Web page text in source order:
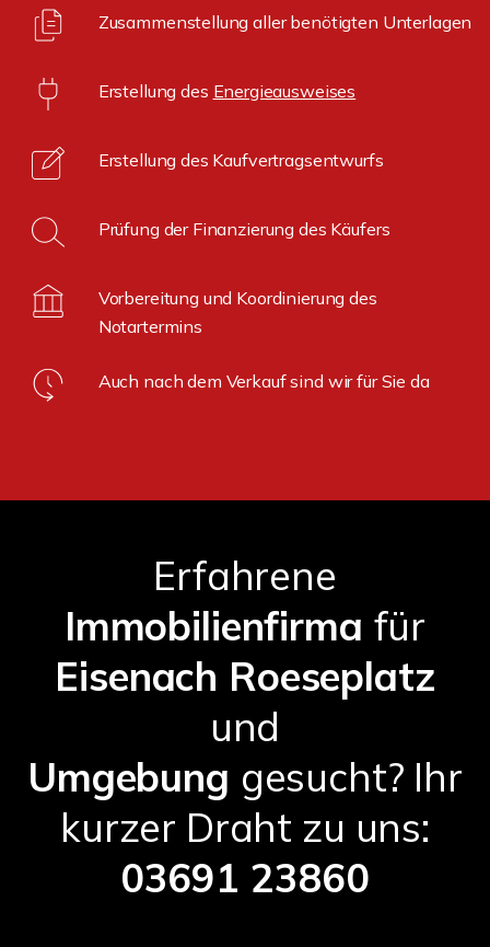
Zusammenstellung aller benötigten Unterlagen
Erstellung des Energieausweises
Erstellung des Kaufvertragsentwurfs
Prüfung der Finanzierung des Käufers
Vorbereitung und Koordinierung des
Notartermins
Auch nach dem Verkauf sind wir für Sie da
Erfahrene
Immobilienfirma für
Eisenach Roeseplatz
und
Umgebung gesucht? Ihr
kurzer Draht zu uns:
03691 23860